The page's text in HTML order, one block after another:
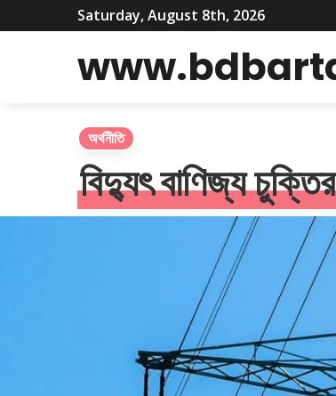
Saturday, August 8th, 2026
অর্থনীতি
বিদ্যুৎ বাণিজ্য